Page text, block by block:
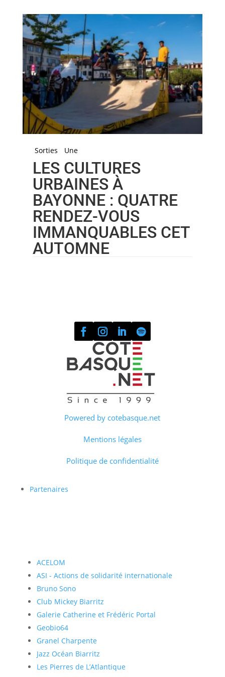
Sorties Une
LES CULTURES
URBAINES À
BAYONNE : QUATRE
RENDEZ-VOUS
IMMANQUABLES CET
AUTOMNE
Powered by cotebasque.net
Mentions légales
Politique de confidentialité
Partenaires
ACELOM
ASI - Actions de solidarité internationale
Bruno Sono
Club Mickey Biarritz
Galerie Catherine et Frédéric Portal
Geobio64
Granel Charpente
Jazz Océan Biarritz
Les Pierres de L’Atlantique